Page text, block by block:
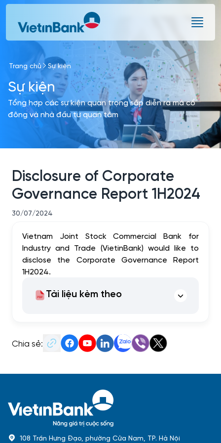
Skip to Main Content
Trang chủ Sự kiện
Sự kiện
Tổng hợp các sự kiện quan trọng sắp diễn ra mà cổ
đông và nhà đầu tư quan tâm
Disclosure of Corporate
Governance Report 1H2024
30/07/2024
Vietnam Joint Stock Commercial Bank for
Industry and Trade (VietinBank) would like to
disclose the Corporate Governance Report
1H2024.
Tài liệu kèm theo
Chia sẻ:
108 Trần Hưng Đạo, phường Cửa Nam, TP. Hà Nội